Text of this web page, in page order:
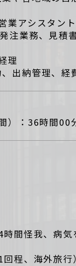
業アシスタン
注業務、見積
理
出納管理、経
）：36時間00
間怪我、病気
程、海外旅行）